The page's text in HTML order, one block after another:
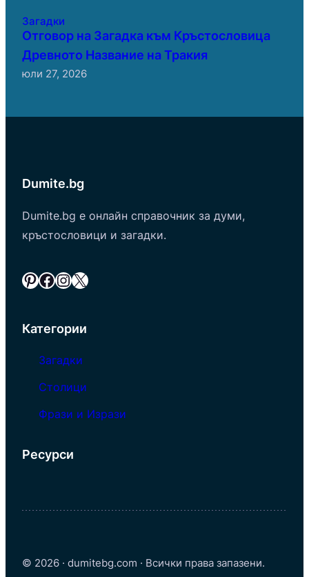
Загадки
Отговор на Загадка към Кръстословица
Древното Название на Тракия
юли 27, 2026
Dumite.bg
Dumite.bg е онлайн справочник за думи,
кръстословици и загадки.
Pinterest Facebook InstagramX
Категории
Загадки
Столици
Фрази и Изрази
Ресурси
© 2026 · dumitebg.com · Всички права запазени.